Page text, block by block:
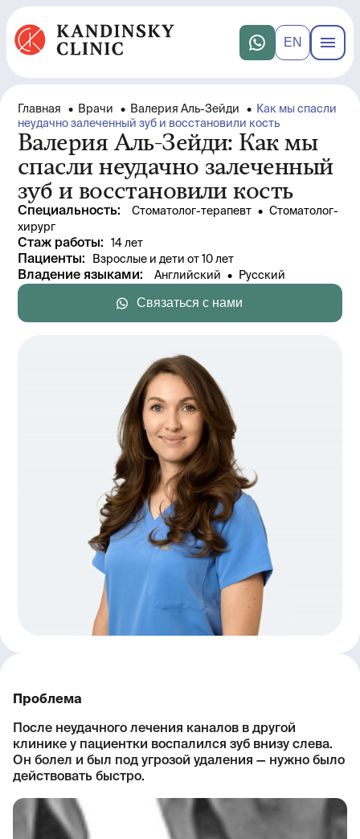
EN
Главная • Врачи • Валерия Аль-Зейди • Как мы спасли
неудачно залеченный зуб и восстановили кость
Валерия Аль-Зейди: Как мы
спасли неудачно залеченный
зуб и восстановили кость
Специальность: Стоматолог-терапевт • Стоматолог-
хирург
Стаж работы: 14 лет
Пациенты: Взрослые и дети от 10 лет
Владение языками: Английский • Русский
Связаться с нами
Проблема
После неудачного лечения каналов в другой
клинике у пациентки воспалился зуб внизу слева.
Он болел и был под угрозой удаления — нужно было
действовать быстро.